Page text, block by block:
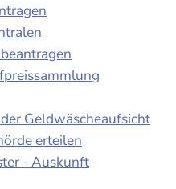
Geldwäscheaufsicht
erteilen
- Auskunft